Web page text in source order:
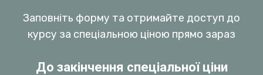
Заповніть форму та отримайте доступ до
курсу за спеціальною ціною прямо зараз
До закінчення спеціальної ціни